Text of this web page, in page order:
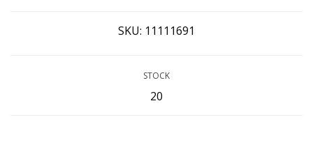
SKU: 11111691
STOCK
20